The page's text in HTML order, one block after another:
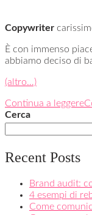
Copywriter
È con immenso
abbiamo deciso di
(altro…)
Continua a leggere
Cerca
Recent Posts
Brand audit:
4 esempi di
Come